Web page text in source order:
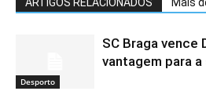
Desporto
SC Braga vence
vantagem para a